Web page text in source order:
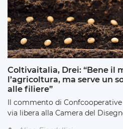
Coltivaitalia, Drei: “Bene il
l’agricoltura, ma serve un
alle filiere”
Il commento di
via libera alla Camera del